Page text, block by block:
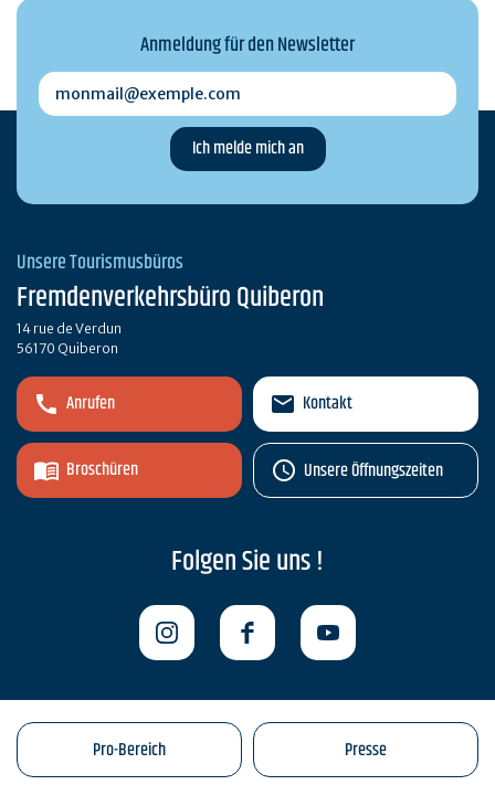
Anmeldung für den Newsletter
monmail@exemple.com
Unsere Tourismusbüros
Fremdenverkehrsbüro Quiberon
14 rue de Verdun
56170 Quiberon
Anrufen
Broschüren
Kontakt
Unsere Öffnungszeiten
Folgen Sie uns !
Pro-Bereich Presse